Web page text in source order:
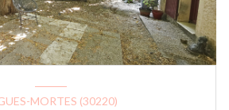
MORTES (30220)